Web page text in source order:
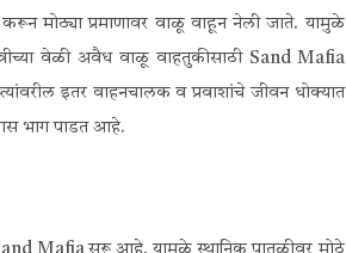
करून मोठ्या प्रमाणावर वाळू वाहून नेली जाते. यामुळे
वेळी अवैध वाळू वाहतुकीसाठी Sand Mafia
इतर वाहनचालक व प्रवाशांचे जीवन धोक्यात
भाग पाडत आहे.